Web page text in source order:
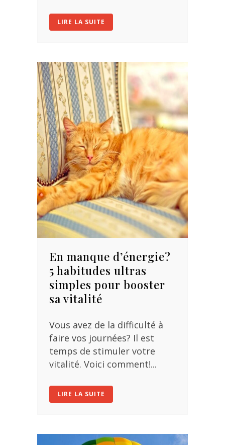
LIRE LA SUITE
En manque d’énergie?
5 habitudes ultras
simples pour booster
sa vitalité
Vous avez de la difficulté à
faire vos journées? Il est
temps de stimuler votre
vitalité. Voici comment!...
LIRE LA SUITE